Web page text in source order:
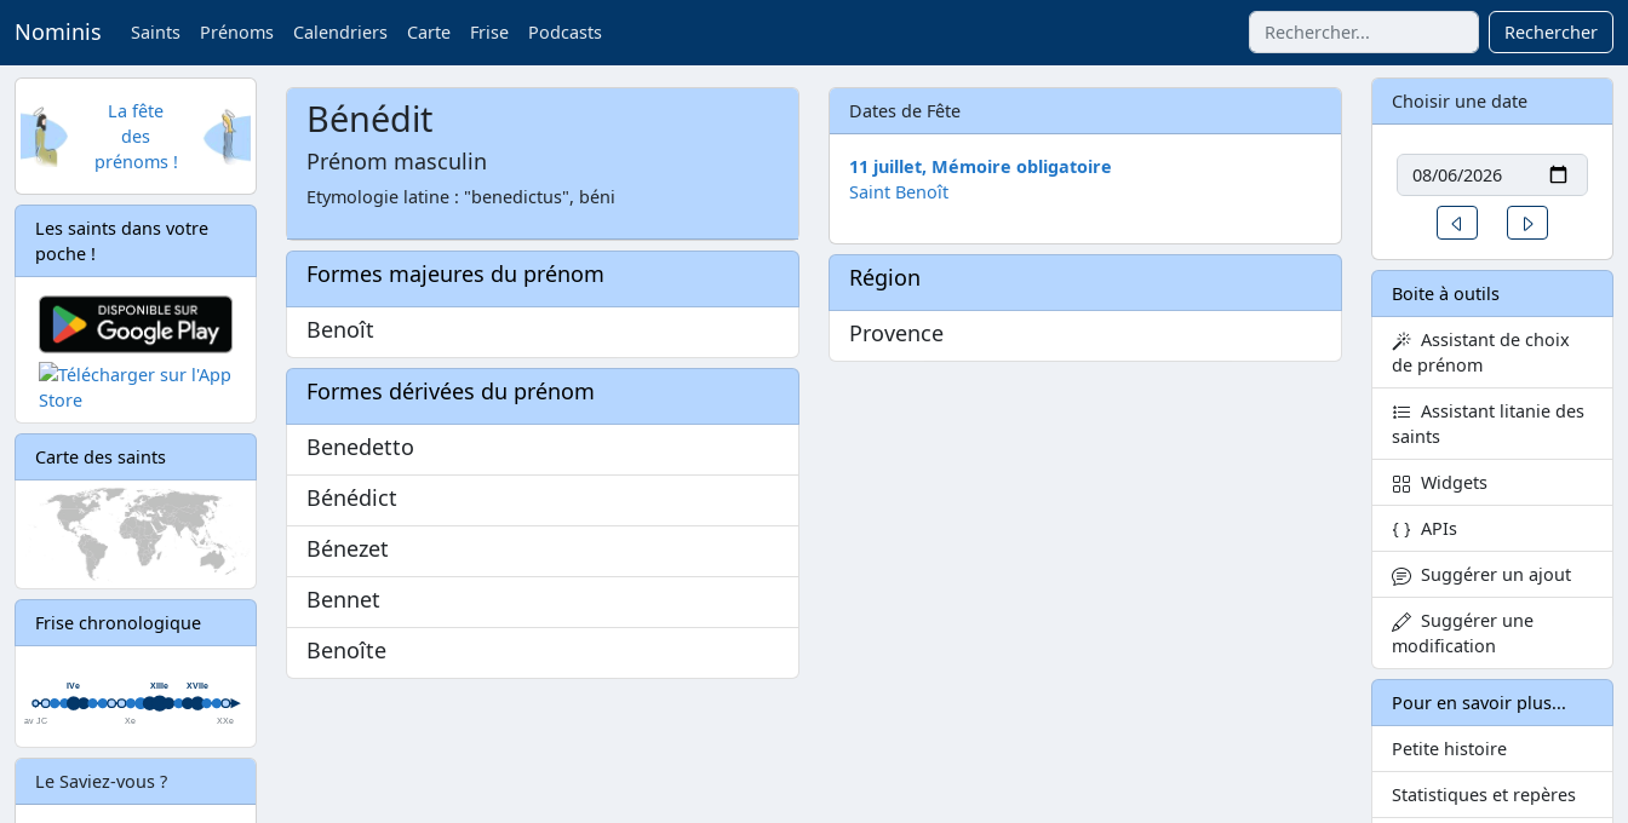
Nominis Saints Prénoms Calendriers Carte Frise Podcasts Rechercher
La fête
des
prénoms !
Les saints dans votre
poche !
Carte des saints
Frise chronologique
Le Saviez-vous ?
Bénédit
Prénom masculin
Etymologie latine : "benedictus", béni
Formes majeures du prénom
Benoît
Formes dérivées du prénom
Benedetto
Bénédict
Bénezet
Bennet
Benoîte
Dates de Fête
11 juillet, Mémoire obligatoire
Saint Benoît
Région
Provence
Choisir une date
Date
Un jour avant
Boite à outils
Assistant de choix
de prénom
Assistant litanie des
saints
Widgets
APIs
Suggérer un ajout
Suggérer une
modification
Pour en savoir plus...
Petite histoire
Statistiques et repères